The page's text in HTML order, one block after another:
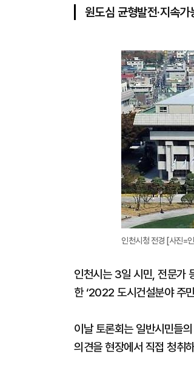
원도심 균형발전·지속
인천시청 전경 [사진=
인천시는 3일 시민, 전문가
한 ‘2022 도시건설분야 주
이날 토론회는 일반시민들
의견을 현장에서 직접 청취